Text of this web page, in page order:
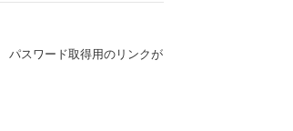
パスワード取得用のリンクが